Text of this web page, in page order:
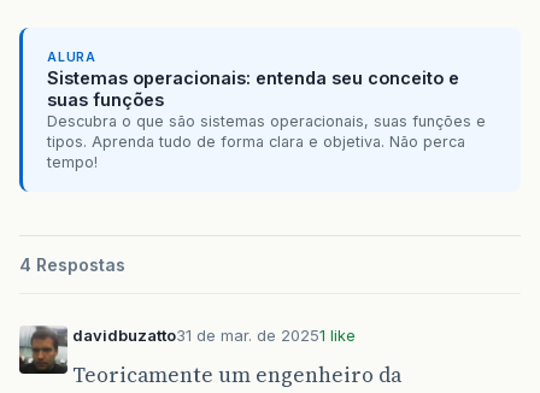
ALURA
Sistemas operacionais: entenda seu conceito e
suas funções
Descubra o que são sistemas operacionais, suas funções e
tipos. Aprenda tudo de forma clara e objetiva. Não perca
tempo!
4 Respostas
davidbuzatto31 de mar. de 20251 like
Teoricamente um engenheiro da